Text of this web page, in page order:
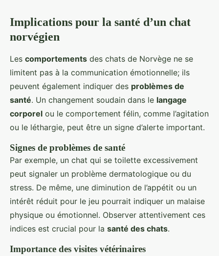
Implications pour la santé d’un chat
norvégien
Les comportements des chats de Norvège ne se
limitent pas à la communication émotionnelle; ils
peuvent également indiquer des problèmes de
santé. Un changement soudain dans le langage
corporel ou le comportement félin, comme l’agitation
ou le léthargie, peut être un signe d’alerte important.
Signes de problèmes de santé
Par exemple, un chat qui se toilette excessivement
peut signaler un problème dermatologique ou du
stress. De même, une diminution de l’appétit ou un
intérêt réduit pour le jeu pourrait indiquer un malaise
physique ou émotionnel. Observer attentivement ces
indices est crucial pour la santé des chats.
Importance des visites vétérinaires